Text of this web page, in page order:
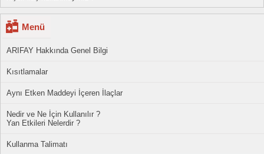
Menü
ARIFAY Hakkında Genel Bilgi
Kısıtlamalar
Aynı Etken Maddeyi İçeren İlaçlar
Nedir ve Ne İçin Kullanılır ?
Yan Etkileri Nelerdir ?
Kullanma Talimatı